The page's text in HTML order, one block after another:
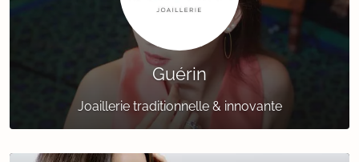
Guérin
Joaillerie traditionnelle & innovante